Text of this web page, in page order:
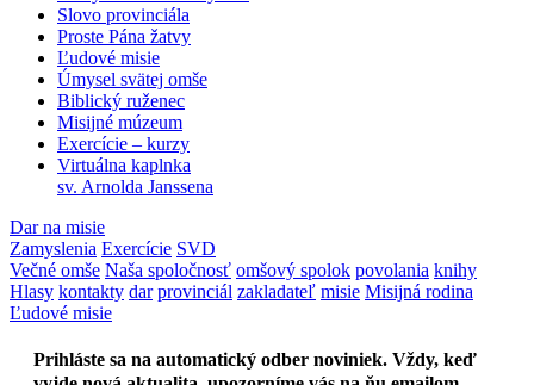
Slovo provinciála
Proste Pána žatvy
Ľudové misie
Úmysel svätej omše
Biblický ruženec
Misijné múzeum
Exercície – kurzy
Virtuálna kaplnka
sv. Arnolda Janssena
Dar na misie
Zamyslenia Exercície SVD
Večné omše Naša spoločnosť omšový spolok povolania knihy
Hlasy kontakty dar provinciál zakladateľ misie Misijná rodina
Ľudové misie
Prihláste sa na automatický odber noviniek. Vždy, keď